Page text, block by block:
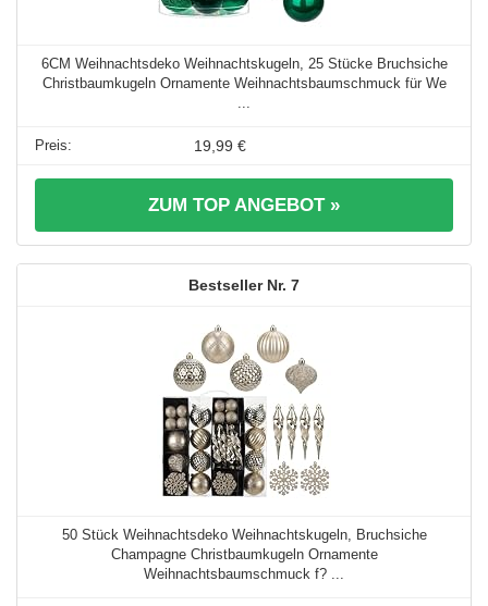
6CM Weihnachtsdeko Weihnachtskugeln, 25 Stücke Bruchsiche
Christbaumkugeln Ornamente Weihnachtsbaumschmuck für We
...
19,99 €
ZUM TOP ANGEBOT »
7
50 Stück Weihnachtsdeko Weihnachtskugeln, Bruchsiche
Champagne Christbaumkugeln Ornamente
Weihnachtsbaumschmuck f? ...